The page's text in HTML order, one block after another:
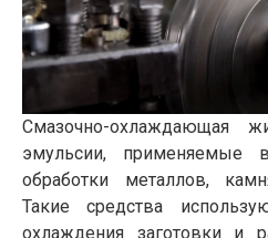
Смазочно-охлаждающая
эмульсии, применяемые
обработки металлов,
Такие средства
охлаждения заготовки и